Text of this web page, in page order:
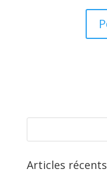
iArticles récents